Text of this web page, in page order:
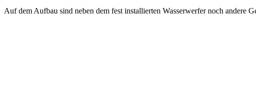
Auf dem Aufbau sind neben dem fest installierten Wasserwerfer noch andere